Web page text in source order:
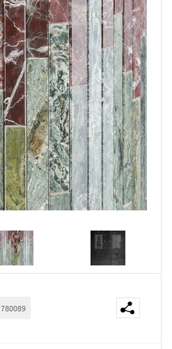
780089